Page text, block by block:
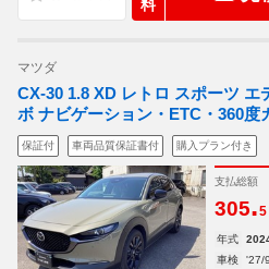
料
マツダ
CX-30 1.8 XD レトロ スポーツ エ
ボ ナビゲーション・ETC・360度
保証付 車両品質保証書付 購入プラン付き
支払総額
305.5
年式
車検
'27/9